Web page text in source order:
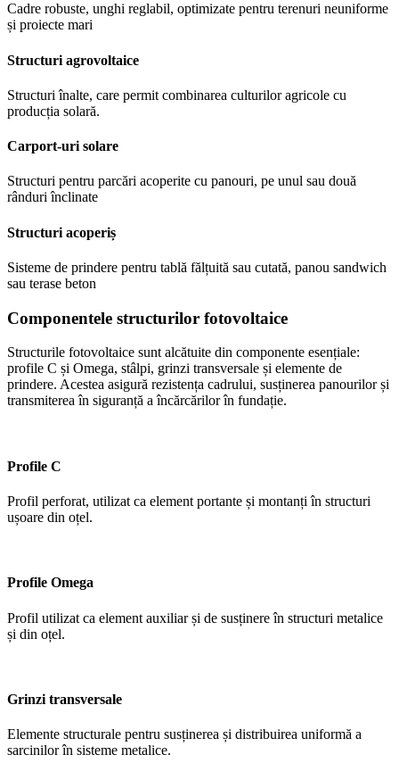
Cadre robuste, unghi reglabil, optimizate pentru terenuri neuniforme
și proiecte mari
Structuri agrovoltaice
Structuri înalte, care permit combinarea culturilor agricole cu
producția solară.
Carport-uri solare
Structuri pentru parcări acoperite cu panouri, pe unul sau două
rânduri înclinate
Structuri acoperiș
Sisteme de prindere pentru tablă fălțuită sau cutată, panou sandwich
sau terase beton
Componentele structurilor fotovoltaice
Structurile fotovoltaice sunt alcătuite din componente esențiale:
profile C și Omega, stâlpi, grinzi transversale și elemente de
prindere. Acestea asigură rezistența cadrului, susținerea panourilor și
transmiterea în siguranță a încărcărilor în fundație.
Profile C
Profil perforat, utilizat ca element portante și montanți în structuri
ușoare din oțel.
Profile Omega
Profil utilizat ca element auxiliar și de susținere în structuri metalice
și din oțel.
Grinzi transversale
Elemente structurale pentru susținerea și distribuirea uniformă a
sarcinilor în sisteme metalice.